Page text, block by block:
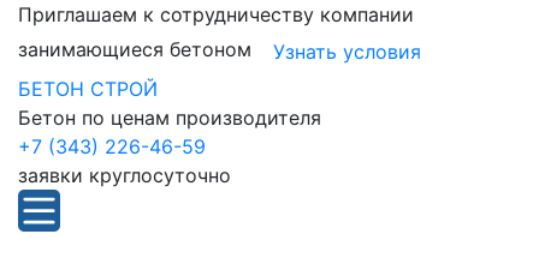
Приглашаем к сотрудничеству компании
занимающиеся бетоном
Узнать условия
БЕТОН СТРОЙ
Бетон по ценам производителя
+7 (343) 226-46-59
заявки круглосуточно